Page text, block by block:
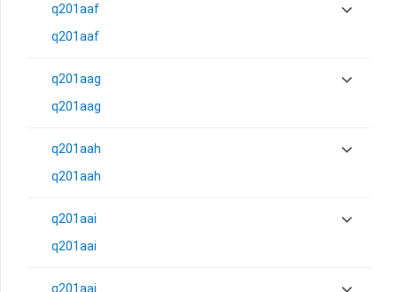
q201aaf
q201aaf
q201aag
q201aag
q201aah
q201aah
q201aai
q201aai
q201aaj